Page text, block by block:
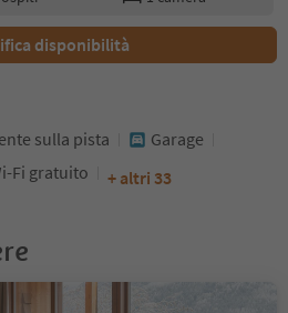
disponibilità
sulla pista
Garage
Fi gratuito + altri 33